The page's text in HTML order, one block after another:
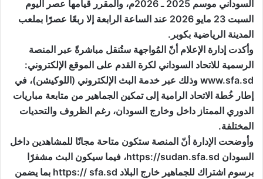
السوداني موسم 2025 ـ 2026م، والمقرر قيامها عصر اليوم
السبت 23 مايو 2026 عند الساعة الرابعة إلا ربعًا عصرًا بملعب
المدينة الرياضية بكوبر.
وأكدت إدارة الإعلام أنّ المُواجهة ستُنقل مباشرةً عبر المنصة
الرسمية للاتحاد السوداني لكرة القدم على الموقع الإلكتروني:
www.sfa.sd وذلك عبر خدمة البث الإلكتروني (اللوكيشن)، في
إطار خُطة الاتحاد الرامية إلى تمكين الجماهير من متابعة مباريات
الدوري الممتاز داخل وخارج السودان، رغم الظروف والتحديات
المختلفة.
وأوضحت الإدارة أنّ المنصة ستكون متاحة مجانًا للمشاهدين داخل
السودان https://sudan.sfa.sd، فيما سيكون البث مشفرًا
برسوم اشتراك للجماهير خارج البلاد https:// sfa.sd بما يضمن